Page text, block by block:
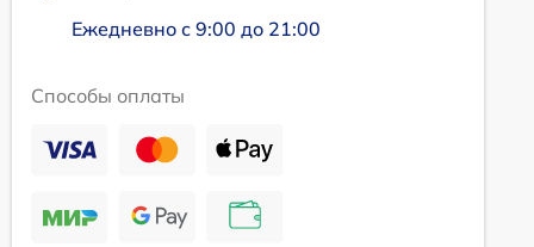
Ежедневно с 9:00 до 21:00
Способы оплаты